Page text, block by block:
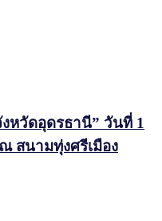
หวัดอุดรธานี” วันที่ 1
สนามทุ่งศรีเมือง